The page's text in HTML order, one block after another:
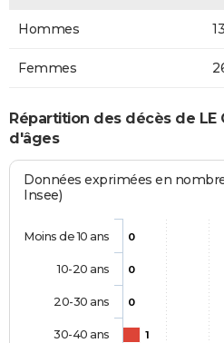
Hommes 13
Femmes
Répartition des décès de LE
d'âges
Données exprimées en
Insee)
0
0
0
1
Moins de 10 ans
10-20 ans
20-30 ans
30-40 ans